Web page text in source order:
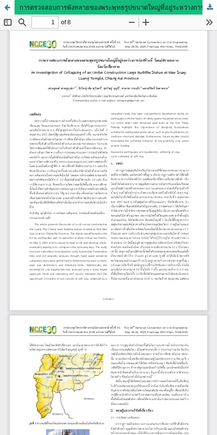
การตรวจสอบการพังทลายของพระพุทธรูปขนาดใหญ่ที่อยู่ระหว่างการก่อสร้างที่ วัดแม่สรวยหลวง จังหวัดเชียงราย